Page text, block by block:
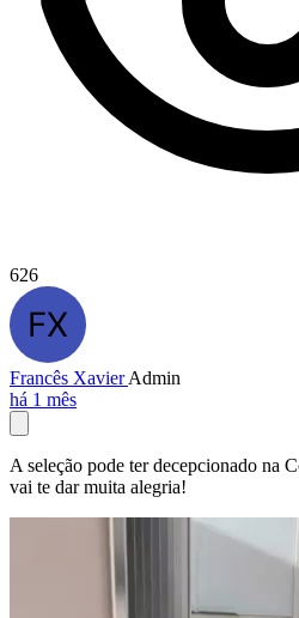
626
Francês XavierAdmin
há 1 mês
A seleção pode ter decepcionado na
vai te dar muita alegria!